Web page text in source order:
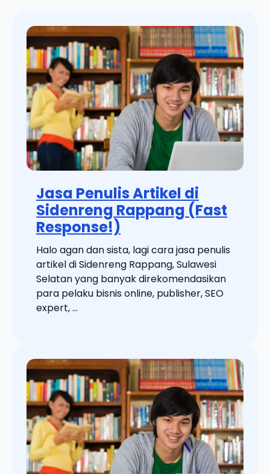
Jasa Penulis Artikel di
Sidenreng Rappang (Fast
Response!)
Halo agan dan sista, lagi cara jasa penulis
artikel di Sidenreng Rappang, Sulawesi
Selatan yang banyak direkomendasikan
para pelaku bisnis online, publisher, SEO
expert, ...